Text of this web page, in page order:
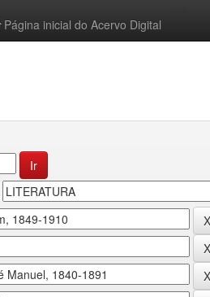
Página inicial do Acervo Digital